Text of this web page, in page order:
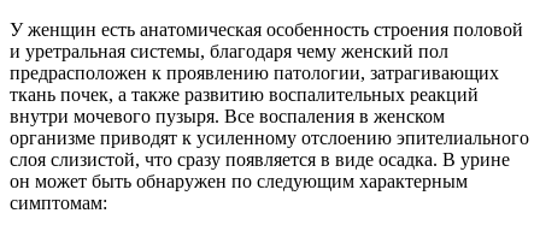
У женщин есть анатомическая особенность строения половой
и уретральная системы, благодаря чему женский пол
предрасположен к проявлению патологии, затрагивающих
ткань почек, а также развитию воспалительных реакций
внутри мочевого пузыря. Все воспаления в женском
организме приводят к усиленному отслоению эпителиального
слоя слизистой, что сразу появляется в виде осадка. В урине
он может быть обнаружен по следующим характерным
симптомам: